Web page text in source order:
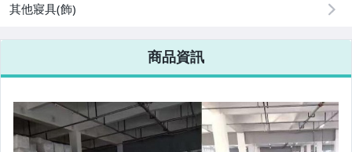
其他寢具(飾)
商品資訊